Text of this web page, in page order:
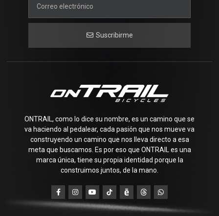
Suscribirme
ONTRAIL, como lo dice su nombre, es un camino que se
va haciendo al pedalear, cada pasión que nos mueve va
construyendo un camino que nos lleva directo a esa
meta que buscamos. Es por eso que ONTRAIL es una
marca única, tiene su propia identidad porque la
construimos juntos, de la mano.